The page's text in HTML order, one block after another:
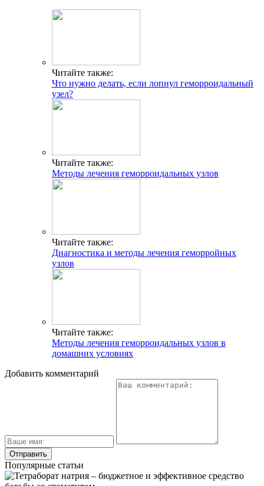
Читайте также:
Что нужно делать, если лопнул геморроидальный
узел?
Читайте также:
Методы лечения геморроидальных узлов
Читайте также:
Диагностика и методы лечения геморройных
узлов
Читайте также:
Методы лечения геморроидальных узлов в
домашних условиях
Добавить комментарий
Популярные статьи